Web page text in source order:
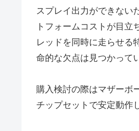
スプレイ出力ができない
トフォームコストが目
レッドを同時に走らせる
命的な欠点は見つかって
購入検討の際はマザーボ
チップセットで安定動作